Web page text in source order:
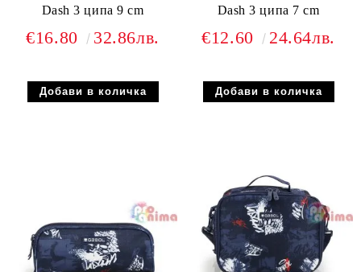
Dash 3 ципа 9 cm
€16.80 32.86лв.
Dash 3 ципа 7 cm
€12.60 24.64лв.